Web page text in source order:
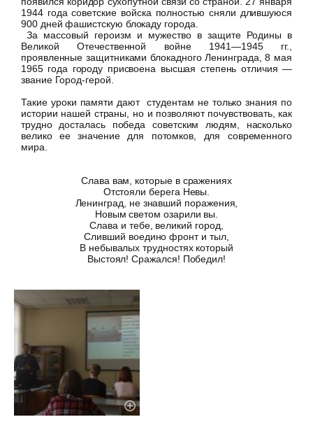
1944 года советские войска полностью сняли длившуюся
900 дней фашистскую блокаду города.
За массовый героизм и мужество в защите Родины в
Великой Отечественной войне 1941—1945 гг.,
проявленные защитниками блокадного Ленинграда, 8 мая
1965 года городу присвоена высшая степень отличия —
звание Город-герой.
Такие уроки памяти дают студентам не только знания по
истории нашей страны, но и позволяют почувствовать, как
трудно досталась победа советским людям, насколько
велико ее значение для потомков, для современного
мира.
Слава вам, которые в сражениях
Отстояли берега Невы.
Ленинград, не знавший поражения,
Новым светом озарили вы.
Слава и тебе, великий город,
Сливший воедино фронт и тыл,
В небывалых трудностях который
Выстоял! Сражался! Победил!